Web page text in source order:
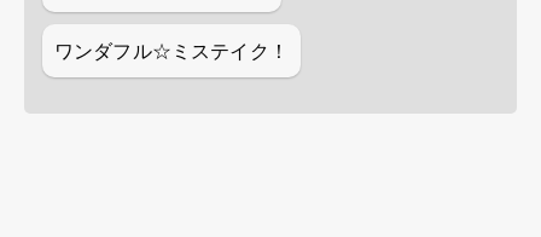
ワンダフル☆ミステイク！